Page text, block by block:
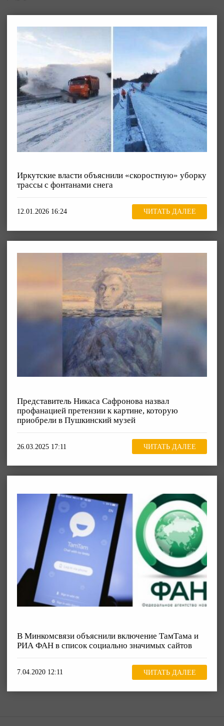
Иркутские власти объяснили «скоростную» уборку
трассы с фонтанами снега
12.01.2026 16:24 ЧИТАТЬ ДАЛЕЕ
Представитель Никаса Сафронова назвал
профанацией претензии к картине, которую
приобрели в Пушкинский музей
26.03.2025 17:11 ЧИТАТЬ ДАЛЕЕ
В Минкомсвязи объяснили включение ТамТама и
РИА ФАН в список социально значимых сайтов
7.04.2020 12:11 ЧИТАТЬ ДАЛЕЕ